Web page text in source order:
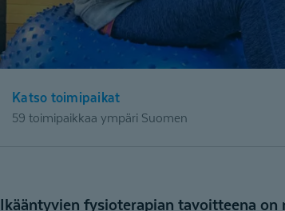
Katso toimipaikat
59 toimipaikkaa ympäri Suomen
Ikääntyvien fysioterapian tavoitteena